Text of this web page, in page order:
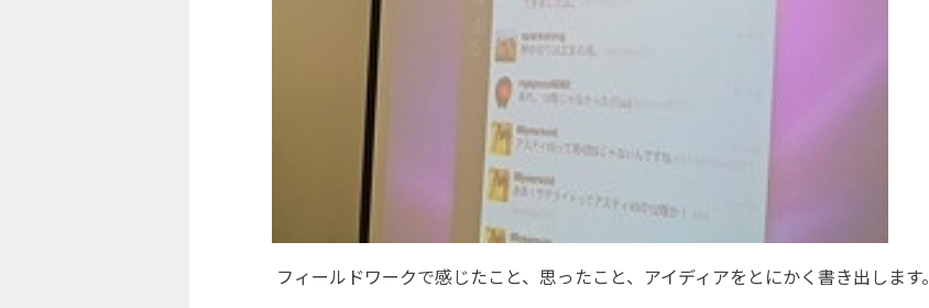
フィールドワークで感じたこと、思ったこと、アイディアをとにかく書き出します。